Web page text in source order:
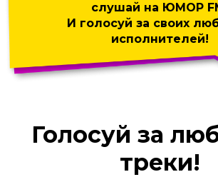
слушай на ЮМОР
И голосуй за своих
исполнителей!
Голосуй за
треки!